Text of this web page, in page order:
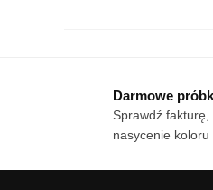
Darmowe
Sprawdź
nasycenie koloru